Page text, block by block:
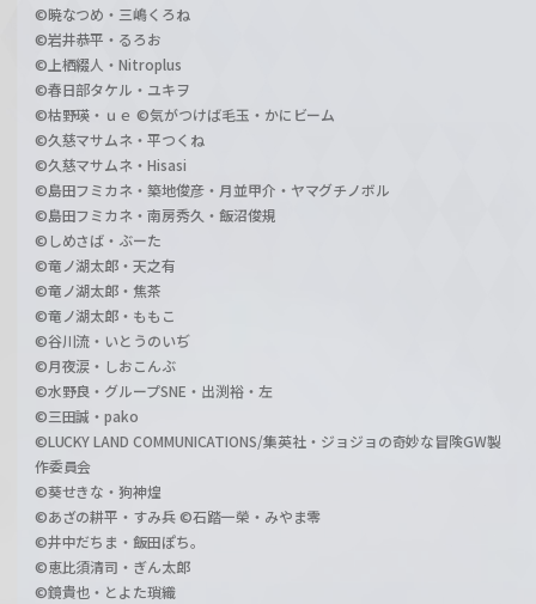
©暁なつめ・三嶋くろね
©岩井恭平・るろお
©上栖綴人・Nitroplus
©春日部タケル・ユキヲ
©枯野瑛・ｕｅ ©気がつけば毛玉・かにビーム
©久慈マサムネ・平つくね
©久慈マサムネ・Hisasi
©島田フミカネ・築地俊彦・月並甲介・ヤマグチノボル
©島田フミカネ・南房秀久・飯沼俊規
©しめさば・ぶーた
©竜ノ湖太郎・天之有
©竜ノ湖太郎・焦茶
©竜ノ湖太郎・ももこ
©谷川流・いとうのいぢ
©月夜涙・しおこんぶ
©水野良・グループSNE・出渕裕・左
©三田誠・pako
©LUCKY LAND COMMUNICATIONS/集英社・ジョジョの奇妙な冒険GW製
作委員会
©葵せきな・狗神煌
©あざの耕平・すみ兵 ©石踏一榮・みやま零
©井中だちま・飯田ぽち。
©恵比須清司・ぎん太郎
©鏡貴也・とよた瑣織